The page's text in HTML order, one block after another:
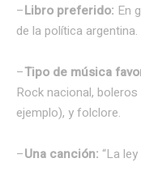
–Libro preferido: En
de la política argentina.
–Tipo de música
Rock nacional,
ejemplo), y folclore.
–Una canción: “La